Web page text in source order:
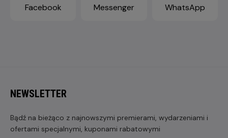
Facebook Messenger WhatsApp
NEWSLETTER
Bądź na bieżąco z najnowszymi premierami, wydarzeniami i
ofertami specjalnymi, kuponami rabatowymi